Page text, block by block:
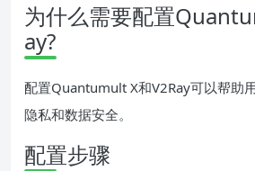
为什么需要配置
ay?
配置Quantumult X和V2Ray可以帮助
隐私和数据安全。
配置步骤